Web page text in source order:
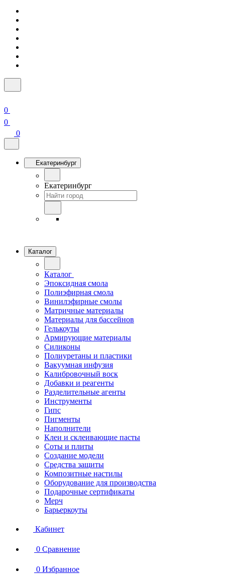
0
0
0
Екатеринбург
Екатеринбург
Каталог
Каталог
Эпоксидная смола
Полиэфирная смола
Винилэфирные смолы
Матричные материалы
Материалы для бассейнов
Гелькоуты
Армирующие материалы
Силиконы
Полиуретаны и пластики
Вакуумная инфузия
Калибровочный воск
Добавки и реагенты
Разделительные агенты
Инструменты
Гипс
Пигменты
Наполнители
Клеи и склеивающие пасты
Соты и плиты
Создание модели
Средства защиты
Композитные настилы
Оборудование для производства
Подарочные сертификаты
Мерч
Барьеркоуты
Кабинет
0 Сравнение
0 Избранное